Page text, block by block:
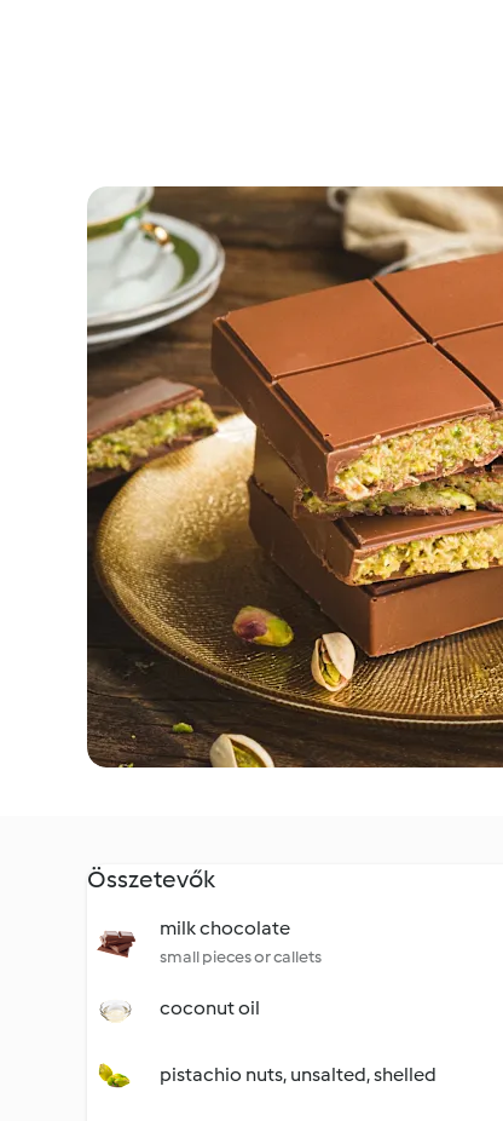
Összetevők
milk chocolate
small pieces or callets
coconut oil
pistachio nuts, unsalted, shelled